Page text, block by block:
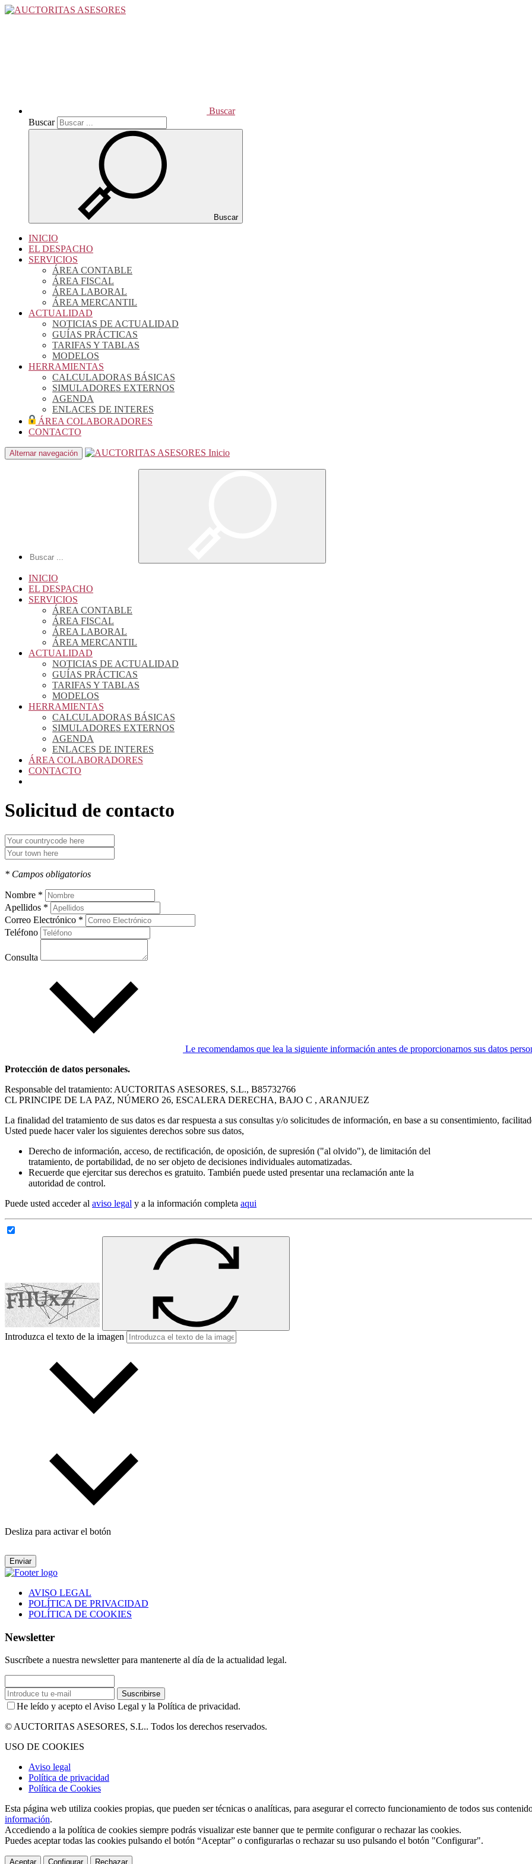
Buscar
Buscar
Buscar
INICIO
EL DESPACHO
SERVICIOS
ÁREA CONTABLE
ÁREA FISCAL
ÁREA LABORAL
ÁREA MERCANTIL
ACTUALIDAD
NOTICIAS DE ACTUALIDAD
GUÍAS PRÁCTICAS
TARIFAS Y TABLAS
MODELOS
HERRAMIENTAS
CALCULADORAS BÁSICAS
SIMULADORES EXTERNOS
AGENDA
ENLACES DE INTERES
ÁREA COLABORADORES
CONTACTO
Alternar navegación Inicio
INICIO
EL DESPACHO
SERVICIOS
ÁREA CONTABLE
ÁREA FISCAL
ÁREA LABORAL
ÁREA MERCANTIL
ACTUALIDAD
NOTICIAS DE ACTUALIDAD
GUÍAS PRÁCTICAS
TARIFAS Y TABLAS
MODELOS
HERRAMIENTAS
CALCULADORAS BÁSICAS
SIMULADORES EXTERNOS
AGENDA
ENLACES DE INTERES
ÁREA COLABORADORES
CONTACTO
Solicitud de contacto
* Campos obligatorios
Nombre *
Apellidos *
Correo Electrónico *
Teléfono
Consulta
Le recomendamos que lea la siguiente información antes de proporcionarnos sus datos
Protección de datos personales.
Responsable del tratamiento: AUCTORITAS ASESORES, S.L., B85732766
CL PRINCIPE DE LA PAZ, NÚMERO 26, ESCALERA DERECHA, BAJO C , ARANJUEZ
La finalidad del tratamiento de sus datos es dar respuesta a sus consultas y/o solicitudes de información, en base a su consentimiento,
Usted puede hacer valer los siguientes derechos sobre sus datos,
Derecho de información, acceso, de rectificación, de oposición, de supresión ("al olvido"), de limitación del
tratamiento, de portabilidad, de no ser objeto de decisiones individuales automatizadas.
Recuerde que ejercitar sus derechos es gratuito. También puede usted presentar una reclamación ante la
autoridad de control.
Puede usted acceder al aviso legal y a la información completa aqui
Introduzca el texto de la imagen
Desliza para activar el botón
Enviar
AVISO LEGAL
POLÍTICA DE PRIVACIDAD
POLÍTICA DE COOKIES
Newsletter
Suscríbete a nuestra newsletter para mantenerte al día de la actualidad legal.
Suscribirse
He leído y acepto el Aviso Legal y la Política de privacidad.
© AUCTORITAS ASESORES, S.L.. Todos los derechos reservados.
USO DE COOKIES
Aviso legal
Política de privacidad
Política de Cookies
Esta página web utiliza cookies propias, que pueden ser técnicas o analíticas, para asegurar el correcto funcionamiento de todos sus
información.
Accediendo a la política de cookies siempre podrás visualizar este banner que te permite configurar o rechazar las cookies.
Puedes aceptar todas las cookies pulsando el botón “Aceptar” o configurarlas o rechazar su uso pulsando el botón "Configurar".
Aceptar Configurar Rechazar